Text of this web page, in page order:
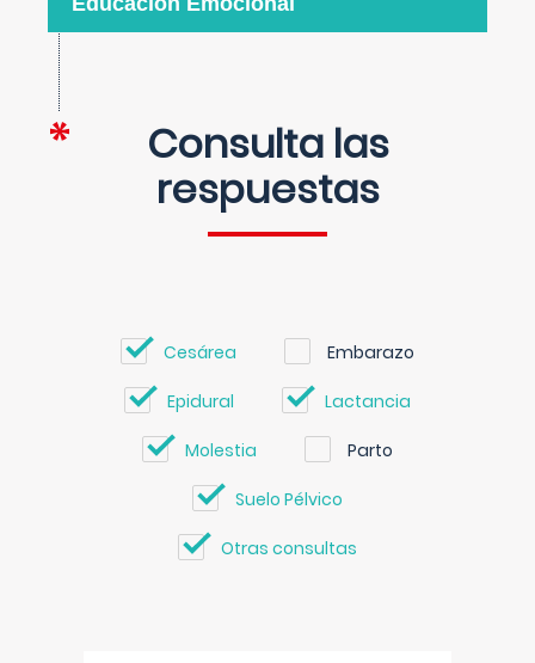
Consulta las
respuestas
Cesárea Embarazo
Epidural Lactancia
Molestia Parto
Suelo Pélvico
Otras consultas